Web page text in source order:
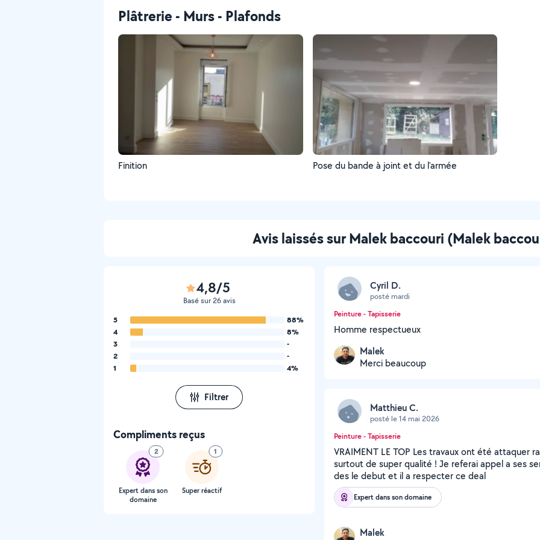
Plâtrerie - Murs - Plafonds
Finition Pose du bande à joint et du l'armée
Avis laissés sur Malek baccouri (Malek
4,8/5
Basé sur 26 avis
5
88%
4
8%
3
-
2
-
1
4%
Filtrer
Compliments reçus
2
Expert dans son
domaine
1
Super réactif
Cyril D.
posté mardi
Peinture - Tapisserie
Homme respectueux
Malek
Merci beaucoup
Matthieu C.
posté le 14 mai 2026
Peinture - Tapisserie
VRAIMENT LE TOP Les travaux ont été attaquer
surtout de super qualité ! Je referai appel a ses
des le debut et il a respecter ce deal
Expert dans son domaine
Malek